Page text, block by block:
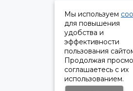
Мы используем
для повышения
удобства и
эффективности
пользования
Продолжая
соглашаетесь с их
использованием.